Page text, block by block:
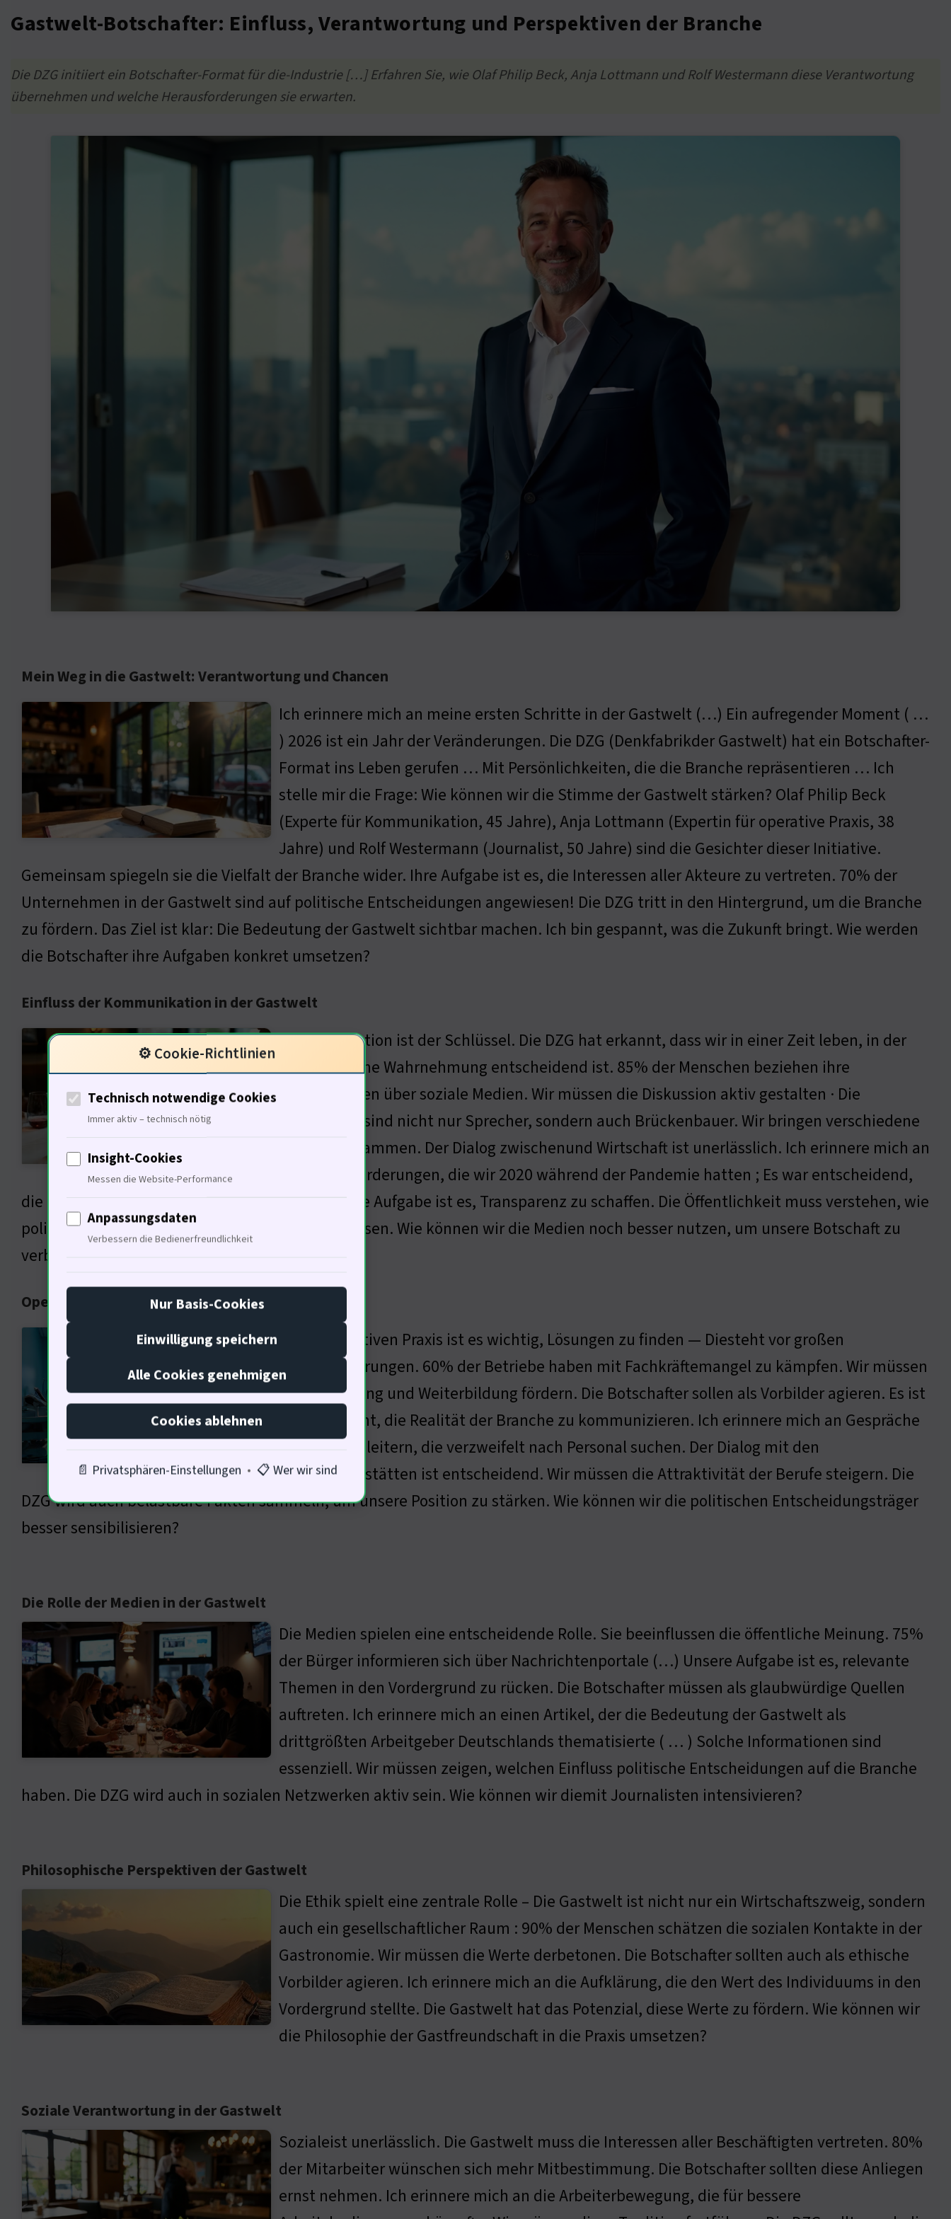
Gastwelt-Botschafter: Einfluss, Verantwortung und Perspektiven der Branche
Die DZG initiiert ein Botschafter-Format für die-Industrie […] Erfahren Sie, wie Olaf Philip Beck, Anja Lottmann und Rolf Westermann diese Verantwortung
übernehmen und welche Herausforderungen sie erwarten.
Mein Weg in die Gastwelt: Verantwortung und Chancen
Ich erinnere mich an meine ersten Schritte in der Gastwelt (…) Ein aufregender Moment ( …
) 2026 ist ein Jahr der Veränderungen. Die DZG (Denkfabrikder Gastwelt) hat ein Botschafter-
Format ins Leben gerufen … Mit Persönlichkeiten, die die Branche repräsentieren … Ich
stelle mir die Frage: Wie können wir die Stimme der Gastwelt stärken? Olaf Philip Beck
(Experte für Kommunikation, 45 Jahre), Anja Lottmann (Expertin für operative Praxis, 38
Jahre) und Rolf Westermann (Journalist, 50 Jahre) sind die Gesichter dieser Initiative.
Gemeinsam spiegeln sie die Vielfalt der Branche wider. Ihre Aufgabe ist es, die Interessen aller Akteure zu vertreten. 70% der
Unternehmen in der Gastwelt sind auf politische Entscheidungen angewiesen! Die DZG tritt in den Hintergrund, um die Branche
zu fördern. Das Ziel ist klar: Die Bedeutung der Gastwelt sichtbar machen. Ich bin gespannt, was die Zukunft bringt. Wie werden
die Botschafter ihre Aufgaben konkret umsetzen?
Einfluss der Kommunikation in der Gastwelt
Kommunikation ist der Schlüssel. Die DZG hat erkannt, dass wir in einer Zeit leben, in der
die öffentliche Wahrnehmung entscheidend ist. 85% der Menschen beziehen ihre
Informationen über soziale Medien. Wir müssen die Diskussion aktiv gestalten · Die
Botschafter sind nicht nur Sprecher, sondern auch Brückenbauer. Wir bringen verschiedene
Akteure zusammen. Der Dialog zwischenund Wirtschaft ist unerlässlich. Ich erinnere mich an
die Herausforderungen, die wir 2020 während der Pandemie hatten ; Es war entscheidend,
die richtigen Informationen zu verbreiten. Unsere Aufgabe ist es, Transparenz zu schaffen. Die Öffentlichkeit muss verstehen, wie
politische Entscheidungen die Branche beeinflussen. Wie können wir die Medien noch besser nutzen, um unsere Botschaft zu
verbreiten?
Operative Praxis und Herausforderungen
In der operativen Praxis ist es wichtig, Lösungen zu finden — Diesteht vor großen
Herausforderungen. 60% der Betriebe haben mit Fachkräftemangel zu kämpfen. Wir müssen
die Ausbildung und Weiterbildung fördern. Die Botschafter sollen als Vorbilder agieren. Es ist
unsere Pflicht, die Realität der Branche zu kommunizieren. Ich erinnere mich an Gespräche
mit Betriebsleitern, die verzweifelt nach Personal suchen. Der Dialog mit den
Ausbildungsstätten ist entscheidend. Wir müssen die Attraktivität der Berufe steigern. Die
DZG wird auch belastbare Fakten sammeln, um unsere Position zu stärken. Wie können wir die politischen Entscheidungsträger
besser sensibilisieren?
Die Rolle der Medien in der Gastwelt
Die Medien spielen eine entscheidende Rolle. Sie beeinflussen die öffentliche Meinung. 75%
der Bürger informieren sich über Nachrichtenportale (…) Unsere Aufgabe ist es, relevante
Themen in den Vordergrund zu rücken. Die Botschafter müssen als glaubwürdige Quellen
auftreten. Ich erinnere mich an einen Artikel, der die Bedeutung der Gastwelt als
drittgrößten Arbeitgeber Deutschlands thematisierte ( … ) Solche Informationen sind
essenziell. Wir müssen zeigen, welchen Einfluss politische Entscheidungen auf die Branche
haben. Die DZG wird auch in sozialen Netzwerken aktiv sein. Wie können wir diemit Journalisten intensivieren?
Philosophische Perspektiven der Gastwelt
Die Ethik spielt eine zentrale Rolle – Die Gastwelt ist nicht nur ein Wirtschaftszweig, sondern
auch ein gesellschaftlicher Raum : 90% der Menschen schätzen die sozialen Kontakte in der
Gastronomie. Wir müssen die Werte derbetonen. Die Botschafter sollten auch als ethische
Vorbilder agieren. Ich erinnere mich an die Aufklärung, die den Wert des Individuums in den
Vordergrund stellte. Die Gastwelt hat das Potenzial, diese Werte zu fördern. Wie können wir
die Philosophie der Gastfreundschaft in die Praxis umsetzen?
Soziale Verantwortung in der Gastwelt
Sozialeist unerlässlich. Die Gastwelt muss die Interessen aller Beschäftigten vertreten. 80%
der Mitarbeiter wünschen sich mehr Mitbestimmung. Die Botschafter sollten diese Anliegen
ernst nehmen. Ich erinnere mich an die Arbeiterbewegung, die für bessere
⚙️ Cookie-Richtlinien
Technisch notwendige Cookies
Immer aktiv – technisch nötig
Insight-Cookies
Messen die Website-Performance
Anpassungsdaten
Verbessern die Bedienerfreundlichkeit
Nur Basis-Cookies
Einwilligung speichern
Alle Cookies genehmigen
Cookies ablehnen
📄 Privatsphären-Einstellungen • 📋 Wer wir sind